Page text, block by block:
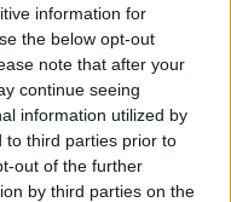
information for
the below opt-out
note that after your
continue seeing
information utilized by
to third parties prior to
out of the further
by third parties on the